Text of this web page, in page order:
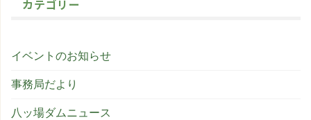
カテゴリー
イベントのお知らせ
事務局だより
八ッ場ダムニュース